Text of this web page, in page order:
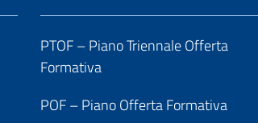
PTOF – Piano Triennale Offerta
Formativa
POF – Piano Offerta Formativa